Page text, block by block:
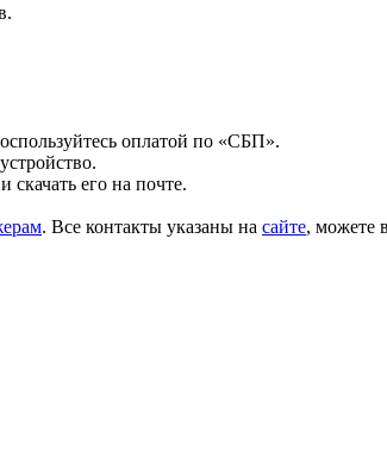
оплатой по «СБП».
его на почте.
. Все контакты указаны на сайте, можете